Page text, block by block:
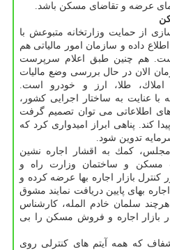
عرضه و تقاضای مسكن باشد.
از حمایت وزارتخانه متبوعش با
داده و سازمان امور مالیاتی هم
هم چنین طبق اعلام سرپرست
الان در حال بررسی وضع مالیات
طلا، ارز و خودرو است.
با عنایت به ساختار اجرایی كشور،
اطلاعاتی می توان تصمیم گرفت
كند. پناهی ابراز امیدواری كرد كه
تدوین شود.
كمك به اقشار اجاره نشین
مسكن و ساختمان وزارت راه و
بازار اجاره بها عرضه كرده و
بهای پایین دریافت نمایند مشوق
سلمان خادم المله، كارشناس
بازار اجاره و فروش مسكن را بی
كه همه آیتم های كنترلی روی